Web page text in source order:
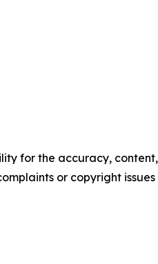
for the accuracy, content,
or copyright issues